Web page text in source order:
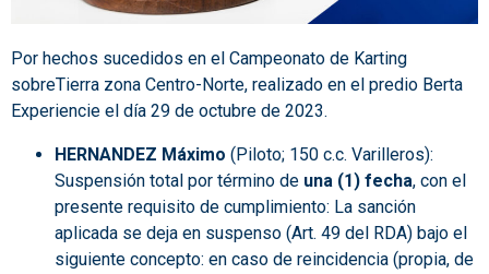
Por hechos sucedidos en el Campeonato de Karting
sobreTierra zona Centro-Norte, realizado en el predio Berta
Experiencie el día 29 de octubre de 2023.
HERNANDEZ Máximo (Piloto; 150 c.c. Varilleros):
Suspensión total por término de una (1) fecha, con el
presente requisito de cumplimiento: La sanción
aplicada se deja en suspenso (Art. 49 del RDA) bajo el
siguiente concepto: en caso de reincidencia (propia, de